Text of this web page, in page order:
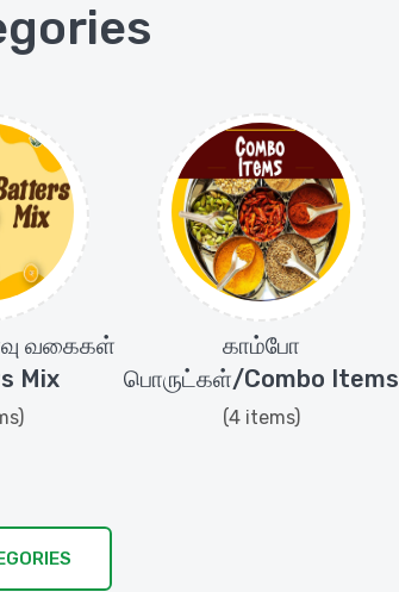
வகைகள்
Mix
காம்போ
பொருட்கள்/Combo Items
(4 items)